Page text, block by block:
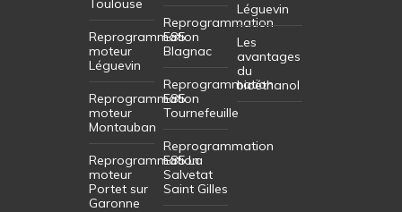
Toulouse
Reprogrammation
moteur
Léguevin
Reprogrammation
moteur
Montauban
Reprogrammation
moteur
Portet sur
Garonne
Reprogrammation
E85
Blagnac
Reprogrammation
E85
Tournefeuille
Reprogrammation
E85 La
Salvetat
Saint Gilles
Léguevin
Les
avantages
du
bioéthanol